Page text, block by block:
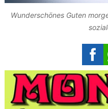
Wunderschönes Guten